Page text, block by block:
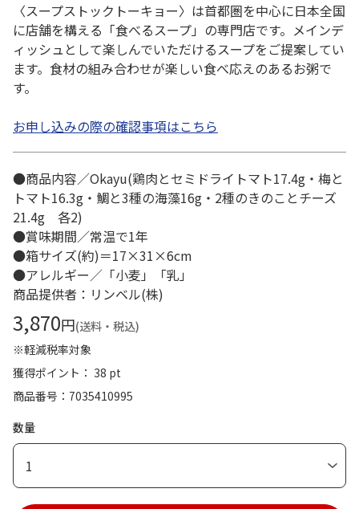
〈スープストックトーキョー〉は首都圏を中心に日本全国
に店舗を構える「食べるスープ」の専門店です。メインデ
ィッシュとして楽しんでいただけるスープをご提案してい
ます。食材の組み合わせが楽しい食べ応えのあるお粥で
す。
お申し込みの際の確認事項はこちら
●商品内容／Okayu(鶏肉とセミドライトマト17.4g・梅と
トマト16.3g・鯛と3種の海藻16g・2種のきのことチーズ
21.4g 各2)
●賞味期間／常温で1年
●箱サイズ(約)＝17×31×6cm
●アレルギー／「小麦」「乳」
商品提供者：リンベル(株)
3,870円(送料・税込)
※軽減税率対象
獲得ポイント： 38 pt
商品番号
7035410995
数量
1